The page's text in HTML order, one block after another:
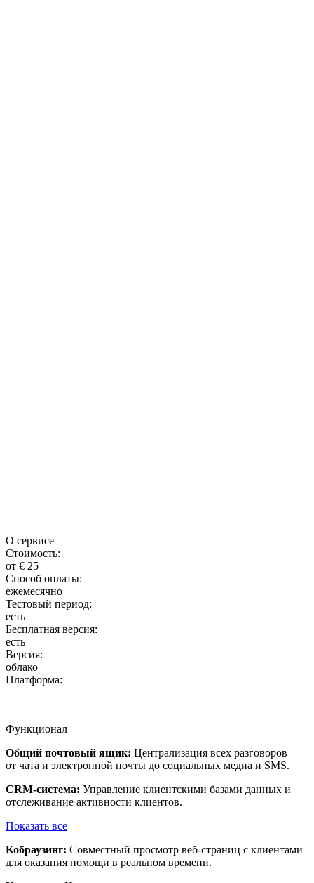
О сервисе
Стоимость:
от € 25
Способ оплаты:
ежемесячно
Тестовый период:
есть
Бесплатная версия:
есть
Версия:
облако
Платформа:
Функционал
Общий почтовый ящик: Централизация всех разговоров –
от чата и электронной почты до социальных медиа и SMS.
CRM-система: Управление клиентскими базами данных и
отслеживание активности клиентов.
Показать все
Кобраузинг: Совместный просмотр веб-страниц с клиентами
для оказания помощи в реальном времени.